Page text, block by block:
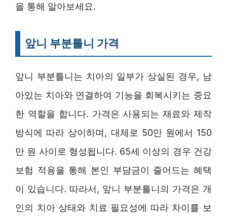
을 통해 알아보세요.
앞니 부분틀니 가격
앞니 부분틀니는 치아의 일부가 상실된 경우, 남
아있는 치아와 연결하여 기능을 회복시키는 중요
한 역할을 합니다. 가격은 사용되는 재료와 제작
방식에 따라 상이하며, 대체로 50만 원에서 150
만 원 사이로 형성됩니다. 65세 이상의 경우 건강
보험 적용을 통해 본인 부담금이 줄어드는 혜택
이 있습니다. 따라서, 앞니 부분틀니의 가격은 개
인의 치아 상태와 치료 필요성에 따라 차이를 보